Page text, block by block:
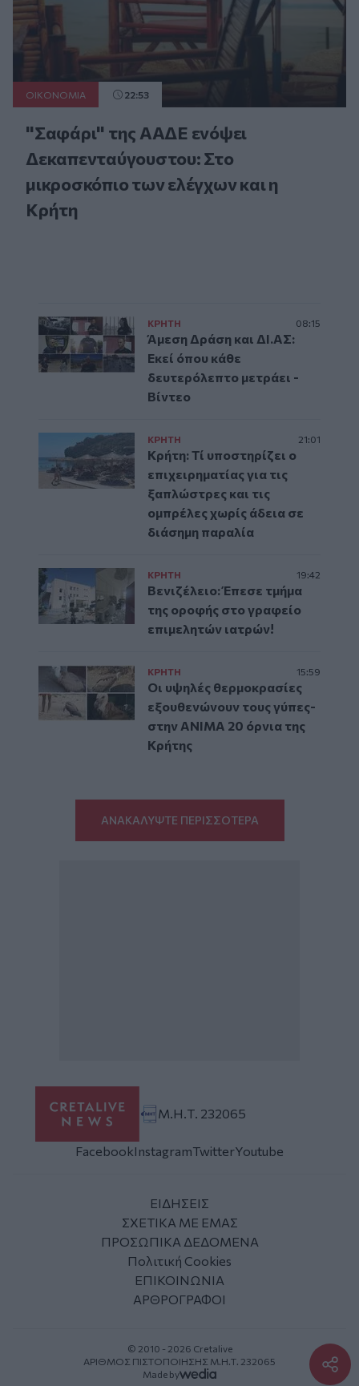
ΟΙΚΟΝΟΜΙΑ 22:53
"Σαφάρι" της ΑΑΔΕ ενόψει
Δεκαπενταύγουστου: Στο
μικροσκόπιο των ελέγχων και η
Κρήτη
ΚΡΗΤΗ 08:15
Άμεση Δράση και ΔΙ.ΑΣ:
Εκεί όπου κάθε
δευτερόλεπτο μετράει -
Βίντεο
ΚΡΗΤΗ 21:01
Κρήτη: Τί υποστηρίζει ο
επιχειρηματίας για τις
ξαπλώστρες και τις
ομπρέλες χωρίς άδεια σε
διάσημη παραλία
ΚΡΗΤΗ 19:42
Βενιζέλειο: Έπεσε τμήμα
της οροφής στο γραφείο
επιμελητών ιατρών!
ΚΡΗΤΗ 15:59
Οι υψηλές θερμοκρασίες
εξουθενώνουν τους γύπες-
στην ΑΝΙΜΑ 20 όρνια της
Κρήτης
ΑΝΑΚΑΛΥΨΤΕ ΠΕΡΙΣΣΟΤΕΡΑ
Μ.Η.Τ. 232065
FacebookInstagramTwitterYoutube
ΕΙΔΗΣΕΙΣ
ΣΧΕΤΙΚΑ ΜΕ ΕΜΑΣ
ΠΡΟΣΩΠΙΚΑ ΔΕΔΟΜΕΝΑ
Πολιτική Cookies
ΕΠΙΚΟΙΝΩΝΙΑ
ΑΡΘΡΟΓΡΑΦΟΙ
© 2010 - 2026 Cretalive
ΑΡΙΘΜΟΣ ΠΙΣΤΟΠΟΙΗΣΗΣ Μ.Η.Τ. 232065
Made by